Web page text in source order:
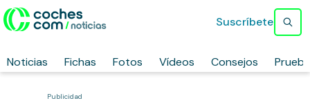
Noticias Fichas Fotos Vídeos Consejos
Suscríbete
Publicidad